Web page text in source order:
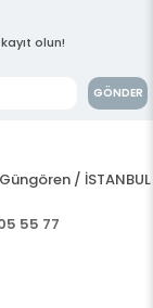
olun!
GÖNDER
/ İSTANBUL
55 77